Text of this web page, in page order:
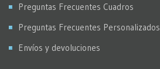
Preguntas Frecuentes Cuadros
Preguntas Frecuentes Personalizados
Envíos y devoluciones